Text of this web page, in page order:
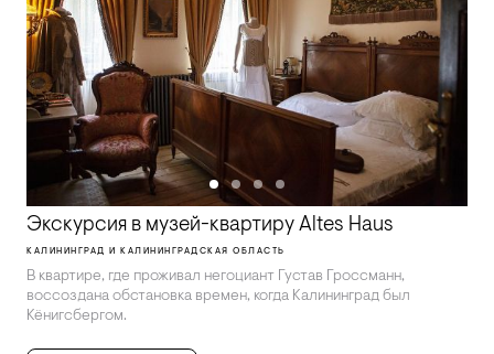
Экскурсия в музей-квартиру Altes Haus
КАЛИНИНГРАД И КАЛИНИНГРАДСКАЯ ОБЛАСТЬ
В квартире, где проживал негоциант Густав Гроссманн,
воссоздана обстановка времен, когда Калининград был
Кёнигсбергом.